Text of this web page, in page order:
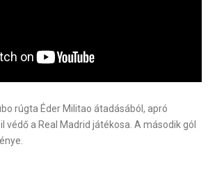
rúgta Éder Militao átadásából, apró
védő a Real Madrid játékosa. A második gól